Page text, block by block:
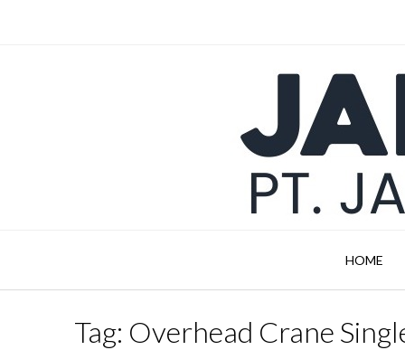
HOME
Tag: Overhead Crane